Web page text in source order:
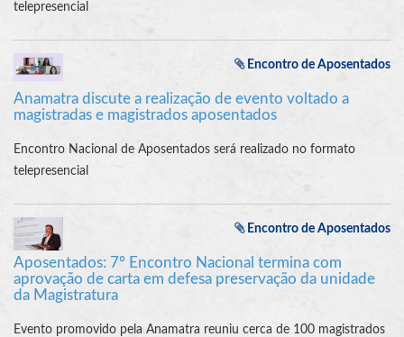
telepresencial
Encontro de Aposentados
Anamatra discute a realização de evento voltado a
magistradas e magistrados aposentados
Encontro Nacional de Aposentados será realizado no formato
telepresencial
Encontro de Aposentados
Aposentados: 7º Encontro Nacional termina com
aprovação de carta em defesa preservação da unidade
da Magistratura
Evento promovido pela Anamatra reuniu cerca de 100 magistrados